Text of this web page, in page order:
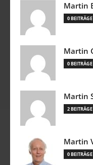
Martin
0 BEITRÄGE
Martin
0 BEITRÄGE
Martin
2 BEITRÄGE
Martin
0 BEITRÄGE